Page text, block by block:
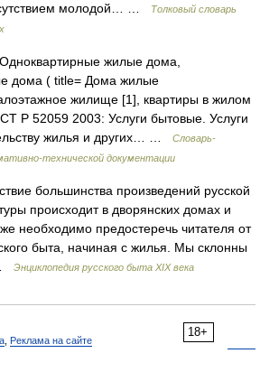
молодой… …
Толковый словарь
жилые дома,
дома ( title= Дома жилые
жилище [1], квартиры в жилом
Р 52059 2003: Услуги бытовые. Услуги
жилья и других… …
Словарь-
технической документации
большинства произведений русской
происходит в дворянских домах и
предостеречь читателя от
быта, начиная с жилья. Мы склонны
Энциклопедия русского быта XIX века
18+
Реклама на сайте